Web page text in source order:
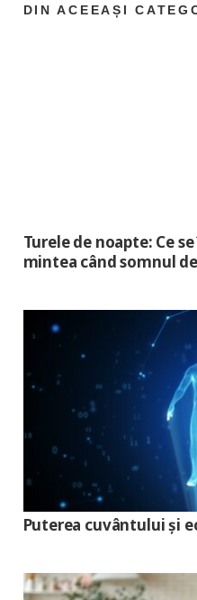
Turele de noapte: Ce
mintea când somnul
Puterea cuvântului și